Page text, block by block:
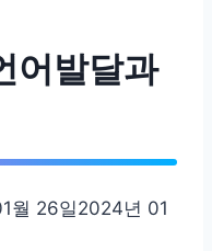
어발달과
월 26일2024년 01